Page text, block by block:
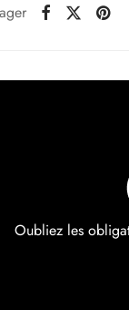
Oubliez les